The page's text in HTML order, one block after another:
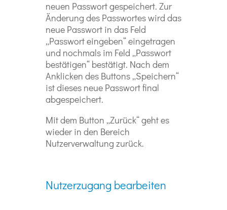
neuen Passwort gespeichert. Zur
Änderung des Passwortes wird das
neue Passwort in das Feld
„Passwort eingeben“ eingetragen
und nochmals im Feld „Passwort
bestätigen“ bestätigt. Nach dem
Anklicken des Buttons „Speichern“
ist dieses neue Passwort final
abgespeichert.
Mit dem Button „Zurück“ geht es
wieder in den Bereich
Nutzerverwaltung zurück.
Nutzerzugang bearbeiten